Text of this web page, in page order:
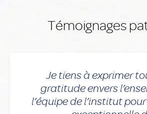
Témoignages
Je tiens à exprimer
gratitude envers
l’équipe de l’institut